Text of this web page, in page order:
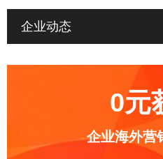
企业动态
0元
企业海外营